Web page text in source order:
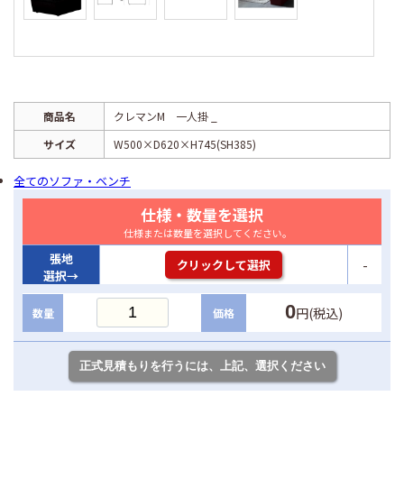
商品名
クレマンM 一人掛 _
サイズ
W500×D620×H745(SH385)
全てのソファ・ベンチ
仕様・数量を選択
仕様または数量を選択してください。
張地
選択→
クリックして選択 -
数量 価格 0円(税込)